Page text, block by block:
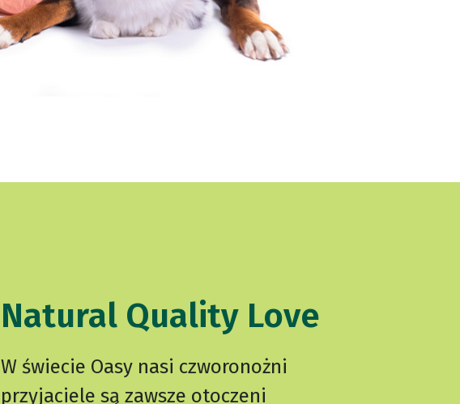
Natural Quality Love
W świecie Oasy nasi czworonożni
przyjaciele są zawsze otoczeni